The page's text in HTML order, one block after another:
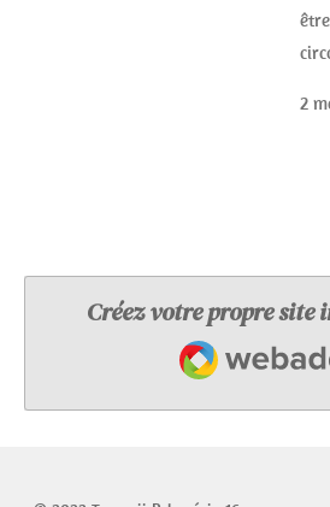
2
Créez votre propre site
Webador